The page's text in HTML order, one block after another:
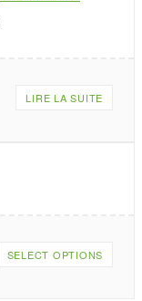
LIRE LA SUITE
SELECT OPTIONS